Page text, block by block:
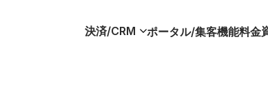
決済/CRM ポータル/集客機能料金